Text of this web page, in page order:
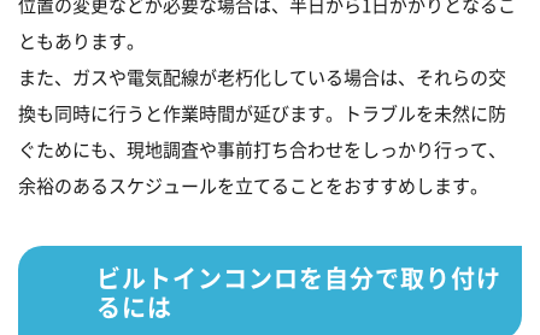
ともあります。
また、ガスや電気配線が老朽化している場合は、それらの交
換も同時に行うと作業時間が延びます。トラブルを未然に防
ぐためにも、現地調査や事前打ち合わせをしっかり行って、
余裕のあるスケジュールを立てることをおすすめします。
ビルトインコンロを自分で取り付け
るには